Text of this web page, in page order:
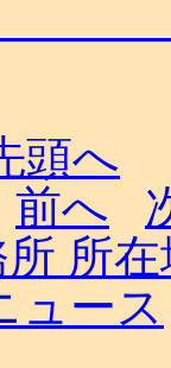
頭へ
前へ
所
ュース